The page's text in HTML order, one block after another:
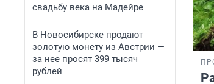
свадьбу века на Мадейре
В Новосибирске продают
золотую монету из Австрии —
за нее просят 399 тысяч
рублей